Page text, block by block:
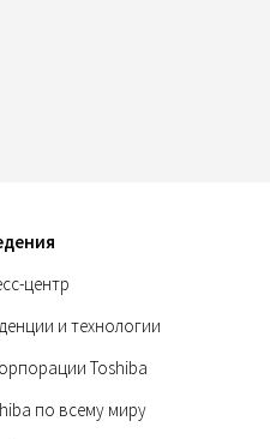
центр
и технологии
Toshiba
по всему миру